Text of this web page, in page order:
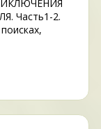
Часть1-2.